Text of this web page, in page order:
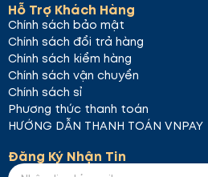
Hỗ Trợ Khách Hàng
Chính sách bảo mật
Chính sách đổi trả hàng
Chính sách kiểm hàng
Chính sách vận chuyển
Chính sách sỉ
Phương thức thanh toán
HƯỚNG DẪN THANH TOÁN VNPAY
Đăng Ký Nhận Tin